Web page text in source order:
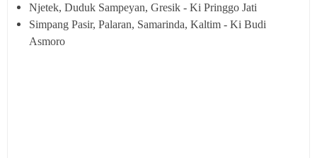
Njetek, Duduk Sampeyan, Gresik - Ki Pringgo Jati
Simpang Pasir, Palaran, Samarinda, Kaltim - Ki Budi
Asmoro